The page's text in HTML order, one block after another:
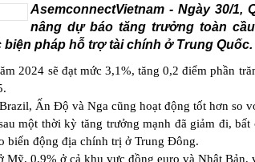
AsemconnectVietnam - Ngày 30/1,
nâng dự báo tăng trưởng toàn
pháp hỗ trợ tài chính ở Trung Quốc.
2024 sẽ đạt mức 3,1%, tăng 0,2 điểm phần
Ấn Độ và Nga cũng hoạt động tốt hơn so
một thời kỳ tăng trưởng mạnh đã giảm đi,
biến động địa chính trị ở Trung Đông.
0,9% ở cả khu vực đồng euro và Nhật Bản,